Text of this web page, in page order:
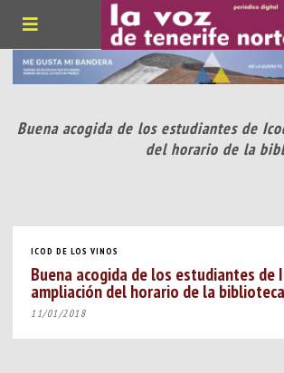
Buena acogida de los estudiantes de
del horario de la
ICOD DE LOS VINOS
Buena acogida de los estudiantes de
ampliación del horario de la
11/01/2018